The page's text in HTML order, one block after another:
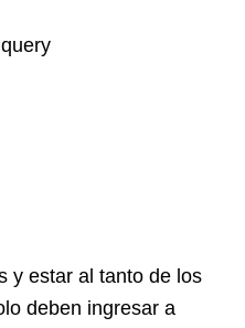
y estar al tanto de los
deben ingresar a